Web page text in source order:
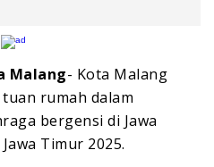
Malang- Kota Malang
rumah dalam
bergensi di Jawa
Timur 2025.